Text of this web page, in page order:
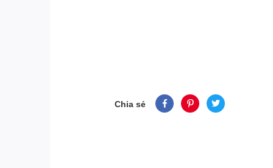
Chia sẻ